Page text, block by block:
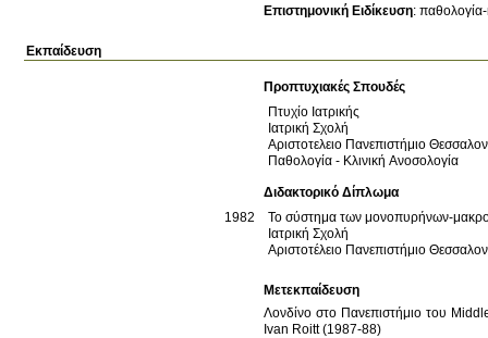
Επιστημονική Ειδίκευση: παθολογία-
Εκπαίδευση
Προπτυχιακές Σπουδές
Πτυχίο Ιατρικής
Ιατρική Σχολή
Αριστοτελειο Πανεπιστήμιο
Παθολογία - Κλινική Ανοσολογία
Διδακτορικό Δίπλωμα
1982
Το σύστημα των μονοπυρήνων-
Ιατρική Σχολή
Αριστοτέλειο Πανεπιστήμιο
Μετεκπαίδευση
Λονδίνο στο Πανεπιστήμιο του
Ιvan Roitt (1987-88)